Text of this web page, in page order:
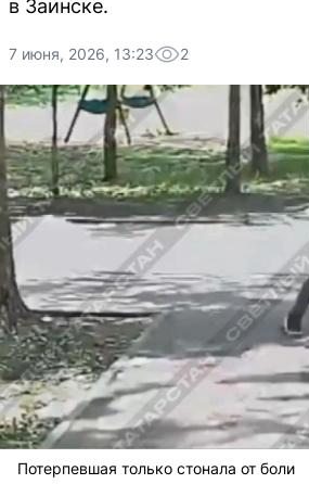
в Заинске.
7 июня, 2026, 13:23 2
Потерпевшая только стонала от боли